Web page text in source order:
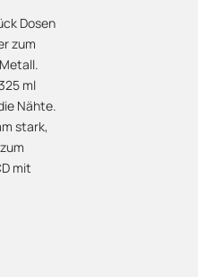
Dosen
zum
ml
Nähte.
stark,
mit